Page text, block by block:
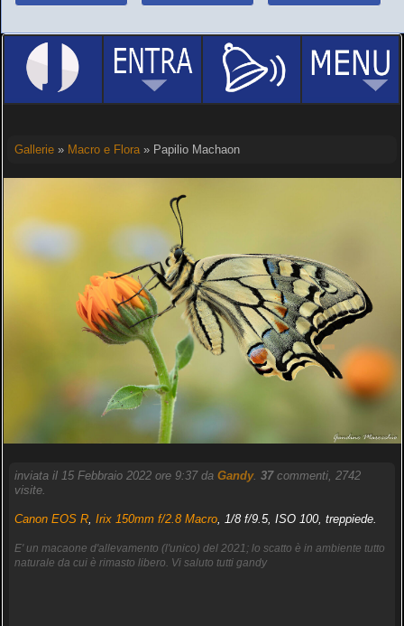
Gallerie» Macro e Flora» Papilio Machaon
inviata il 15 Febbraio 2022 ore 9:37 da Gandy. 37commenti, 2742
visite.
Canon EOS R, Irix 150mm f/2.8 Macro, 1/8 f/9.5, ISO 100, treppiede.
E' un macaone d'allevamento (l'unico) del 2021; lo scatto è in ambiente tutto
naturale da cui è rimasto libero. Vi saluto tutti gandy